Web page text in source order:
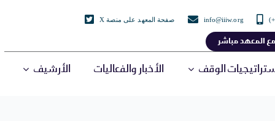
info@iiiw.org صفحة المعهد على منصة X
المعهد مباشر
الوقف الأخبار والفعاليات الأرشيف